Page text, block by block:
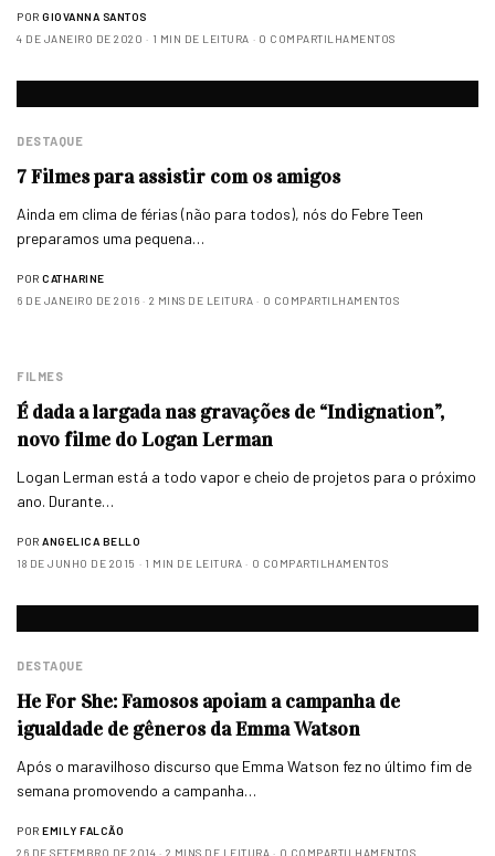
POR GIOVANNA SANTOS
4 DE JANEIRO DE 2020
1 MIN DE LEITURA 0 COMPARTILHAMENTOS
DESTAQUE
7 Filmes para assistir com os amigos
Ainda em clima de férias (não para todos), nós do Febre Teen
preparamos uma pequena…
POR CATHARINE
6 DE JANEIRO DE 2016
2 MINS DE LEITURA 0 COMPARTILHAMENTOS
FILMES
É dada a largada nas gravações de “Indignation”,
novo filme do Logan Lerman
Logan Lerman está a todo vapor e cheio de projetos para o próximo
ano. Durante…
POR ANGELICA BELLO
18 DE JUNHO DE 2015
1 MIN DE LEITURA 0 COMPARTILHAMENTOS
DESTAQUE
He For She: Famosos apoiam a campanha de
igualdade de gêneros da Emma Watson
Após o maravilhoso discurso que Emma Watson fez no último fim de
semana promovendo a campanha…
POR EMILY FALCÃO
26 DE SETEMBRO DE 2014
2 MINS DE LEITURA 0 COMPARTILHAMENTOS